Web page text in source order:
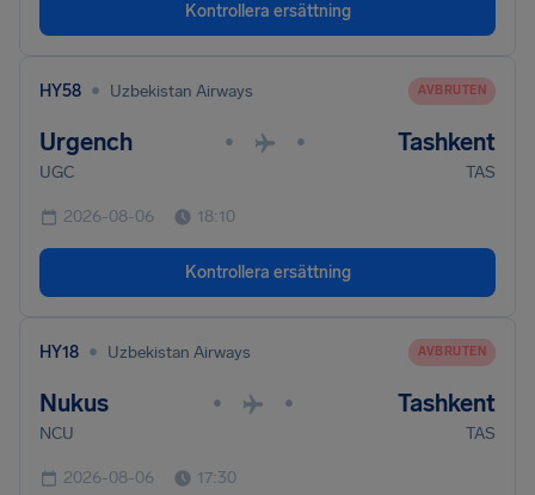
Kontrollera ersättning
HY58 • Uzbekistan Airways AVBRUTEN
Urgench • • Tashkent
UGC TAS
2026-08-06 18:10
Kontrollera ersättning
HY18 • Uzbekistan Airways AVBRUTEN
Nukus • • Tashkent
NCU TAS
2026-08-06 17:30